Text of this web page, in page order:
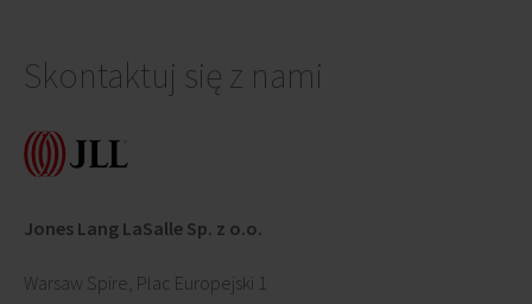
Skontaktuj się z nami
Jones Lang LaSalle Sp. z o.o.
Warsaw Spire, Plac Europejski 1